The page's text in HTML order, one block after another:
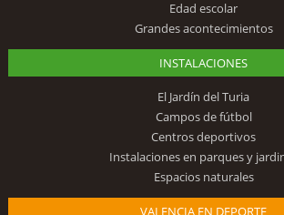
Edad escolar
Grandes acontecimientos
INSTALACIONES
El Jardín del Turia
Campos de fútbol
Centros deportivos
Instalaciones en parques y
Espacios naturales
VALENCIA EN DEPORTE